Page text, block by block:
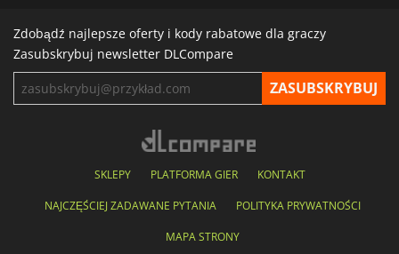
Zdobądź najlepsze oferty i kody rabatowe dla graczy
Zasubskrybuj newsletter DLCompare
SKLEPY PLATFORMA GIER KONTAKT
NAJCZĘŚCIEJ ZADAWANE PYTANIA POLITYKA PRYWATNOŚCI
MAPA STRONY